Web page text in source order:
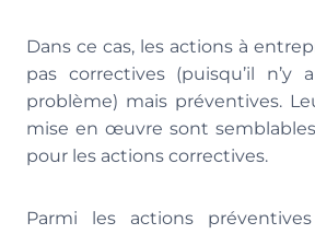
Dans ce cas, les actions à
pas correctives (puisqu’il n’y
problème) mais préventives.
mise en œuvre sont
pour les actions correctives.
Parmi les actions